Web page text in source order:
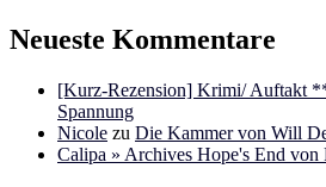
Neueste Kommentare
[Kurz-Rezension] Krimi/ Auftakt
Spannung
Nicole zu Die Kammer von Will
Calipa » Archives Hope's End